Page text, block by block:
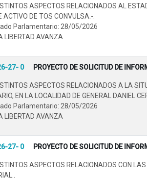
ASPECTOS RELACIONADOS AL
ACTIVO DE TOS CONVULSA.-.
Parlamentario: 28/05/2026
LIBERTAD AVANZA
27- 0 PROYECTO DE SOLICITUD DE
ASPECTOS RELACIONADOS A LA
EN LA LOCALIDAD DE GENERAL DANIEL
Parlamentario: 28/05/2026
LIBERTAD AVANZA
27- 0 PROYECTO DE SOLICITUD DE
ASPECTOS RELACIONADOS CON